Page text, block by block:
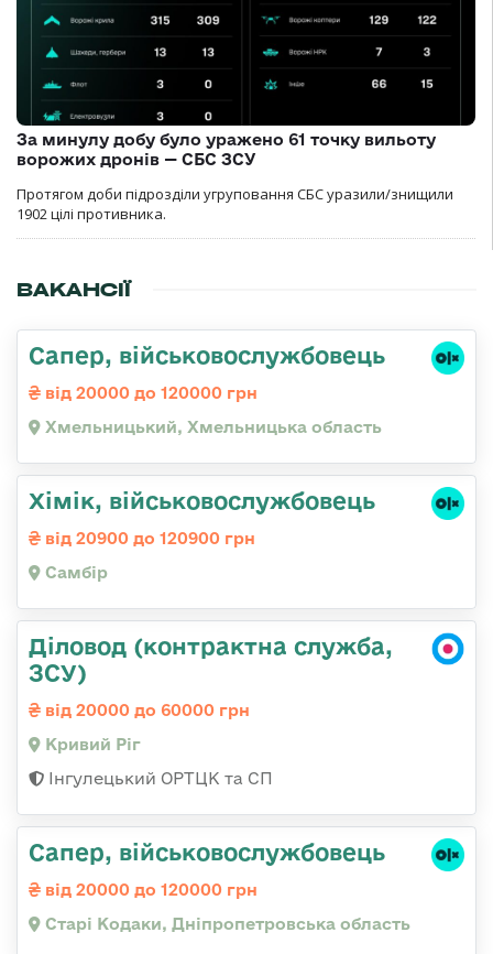
За минулу добу було уражено 61 точку вильоту
ворожих дронів — СБС ЗСУ
Протягом доби підрозділи угруповання СБС уразили/знищили
1902 цілі противника.
ВАКАНСІЇ
Сапер, військовослужбовець
від 20000 до 120000 грн
Хмельницький, Хмельницька область
Хімік, військовослужбовець
від 20900 до 120900 грн
Самбір
Діловод (контрактна служба,
ЗСУ)
від 20000 до 60000 грн
Кривий Ріг
Інгулецький ОРТЦК та СП
Сапер, військовослужбовець
від 20000 до 120000 грн
Старі Кодаки, Дніпропетровська область